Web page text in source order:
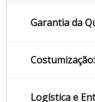
Garantia da
Costumização:
Logística e